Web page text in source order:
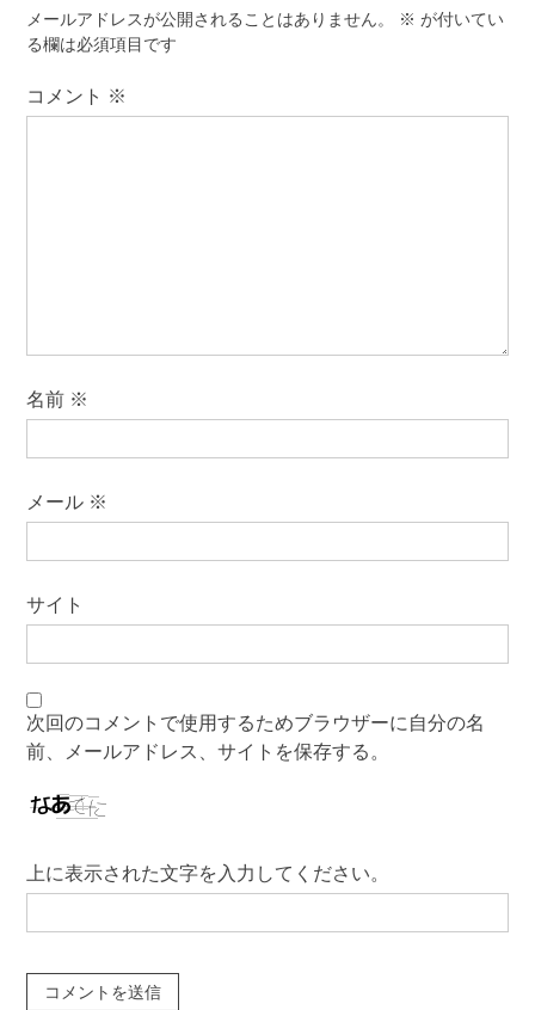
シ
ョ
メールアドレスが公開されることはありません。 ※ が付いてい
る欄は必須項目です
コメント ※
名前 ※
メール ※
サイト
次回のコメントで使用するためブラウザーに自分の名
前、メールアドレス、サイトを保存する。
上に表示された文字を入力してください。